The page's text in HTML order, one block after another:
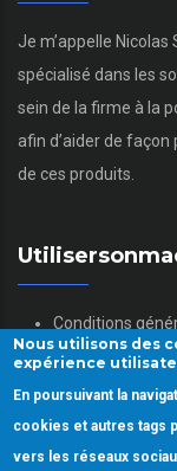
Je m’appelle
spécialisé dans les
sein de la firme à la
afin d’aider de
de ces produits.
Conditions
Mentions
Politique des
Gestion des
Nous utilisons des
expérience
En poursuivant la
cookies et autres tags
vers les réseaux